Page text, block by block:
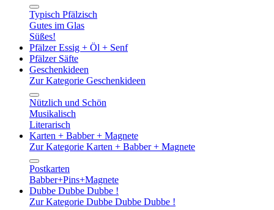
Typisch Pfälzisch
Gutes im Glas
Süßes!
Pfälzer Essig + Öl + Senf
Pfälzer Säfte
Geschenkideen
Zur Kategorie Geschenkideen
Nützlich und Schön
Musikalisch
Literarisch
Karten + Babber + Magnete
Zur Kategorie Karten + Babber + Magnete
Postkarten
Babber+Pins+Magnete
Dubbe Dubbe Dubbe !
Zur Kategorie Dubbe Dubbe Dubbe !